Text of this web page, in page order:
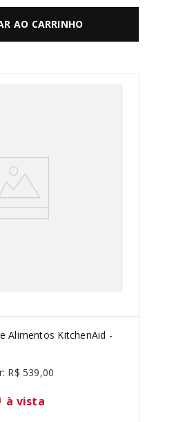
AO CARRINHO
Alimentos KitchenAid -
R$ 539,00
à vista